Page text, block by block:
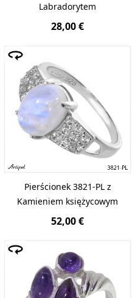
Labradorytem
28,00 €
Pierścionek 3821-PL z
Kamieniem księżycowym
52,00 €